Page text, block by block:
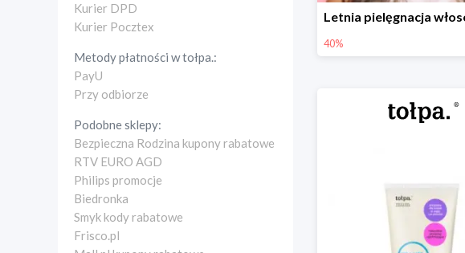
Kurier DPD
Kurier Pocztex
Metody płatności wtołpa.:
PayU
Przy odbiorze
Podobne sklepy:
Bezpieczna Rodzina kupony rabatowe
RTV EURO AGD
Philips promocje
Biedronka
Smyk kody rabatowe
Frisco.pl
40%